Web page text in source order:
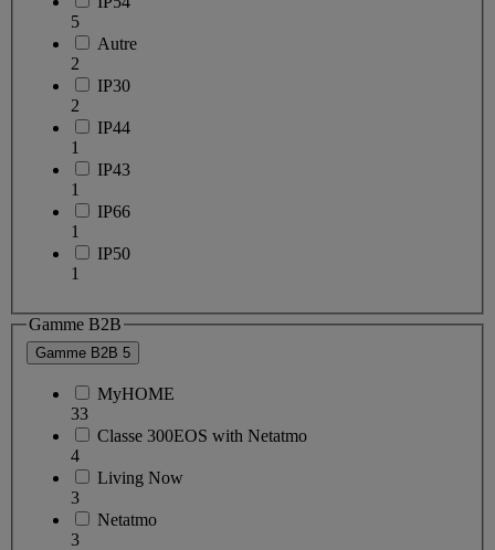
5
Autre
2
IP30
2
IP44
1
IP43
1
IP66
1
IP50
1
Gamme B2B
Gamme B2B 5
MyHOME
33
Classe 300EOS with Netatmo
4
Living Now
3
Netatmo
3